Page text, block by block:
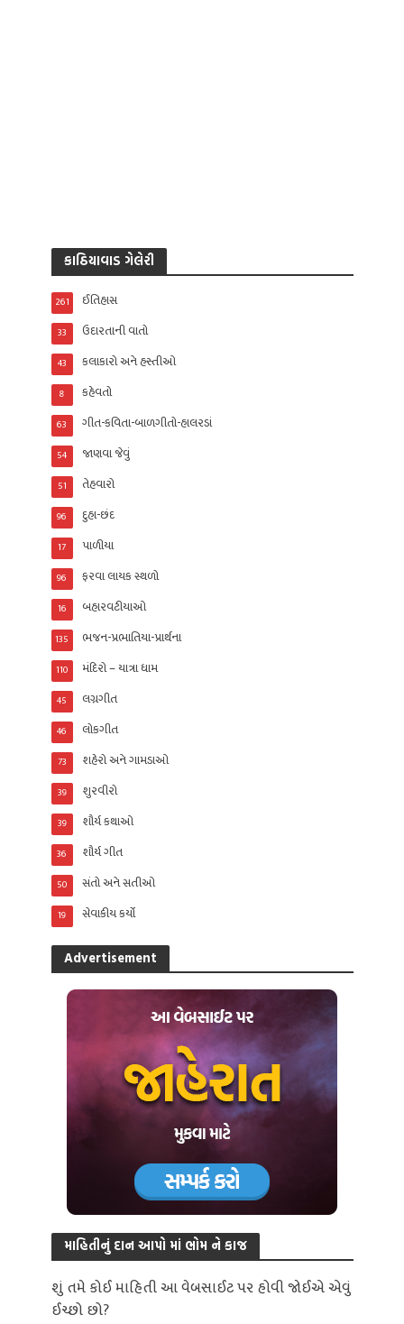
કાઠિયાવાડ ગેલેરી
ઈતિહાસ
261
ઉદારતાની વાતો
33
કલાકારો અને હસ્તીઓ
43
કહેવતો
8
ગીત-કવિતા-બાળગીતો-હાલરડાં
63
જાણવા જેવું
54
તેહવારો
51
દુહા-છંદ
96
પાળીયા
17
ફરવા લાયક સ્થળો
96
બહારવટીયાઓ
16
ભજન-પ્રભાતિયા-પ્રાર્થના
135
મંદિરો – યાત્રા ધામ
110
લગ્નગીત
45
લોકગીત
46
શહેરો અને ગામડાઓ
73
શુરવીરો
39
શૌર્ય કથાઓ
39
શૌર્ય ગીત
36
સંતો અને સતીઓ
50
સેવાકીય કર્યો
19
Advertisement
માહિતીનું દાન આપો માં ભોમ ને કાજ
શું તમે કોઈ માહિતી આ વેબસાઈટ પર હોવી જોઈએ એવું
ઈચ્છો છો?